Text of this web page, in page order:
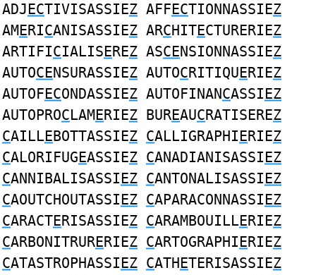
ADJECTIVISASSIEZ AFFECTIONNASSIEZ
AMERICANISASSIEZ ARCHITECTURERIEZ
ARTIFICIALISEREZ ASCENSIONNASSIEZ
AUTOCENSURASSIEZ AUTOCRITIQUERIEZ
AUTOFECONDASSIEZ AUTOFINANCASSIEZ
AUTOPROCLAMERIEZ BUREAUCRATISEREZ
CAILLEBOTTASSIEZ CALLIGRAPHIERIEZ
CALORIFUGEASSIEZ CANADIANISASSIEZ
CANNIBALISASSIEZ CANTONALISASSIEZ
CAOUTCHOUTASSIEZ CAPARACONNASSIEZ
CARACTERISASSIEZ CARAMBOUILLERIEZ
CARBONITRURERIEZ CARTOGRAPHIERIEZ
CATASTROPHASSIEZ CATHETERISASSIEZ